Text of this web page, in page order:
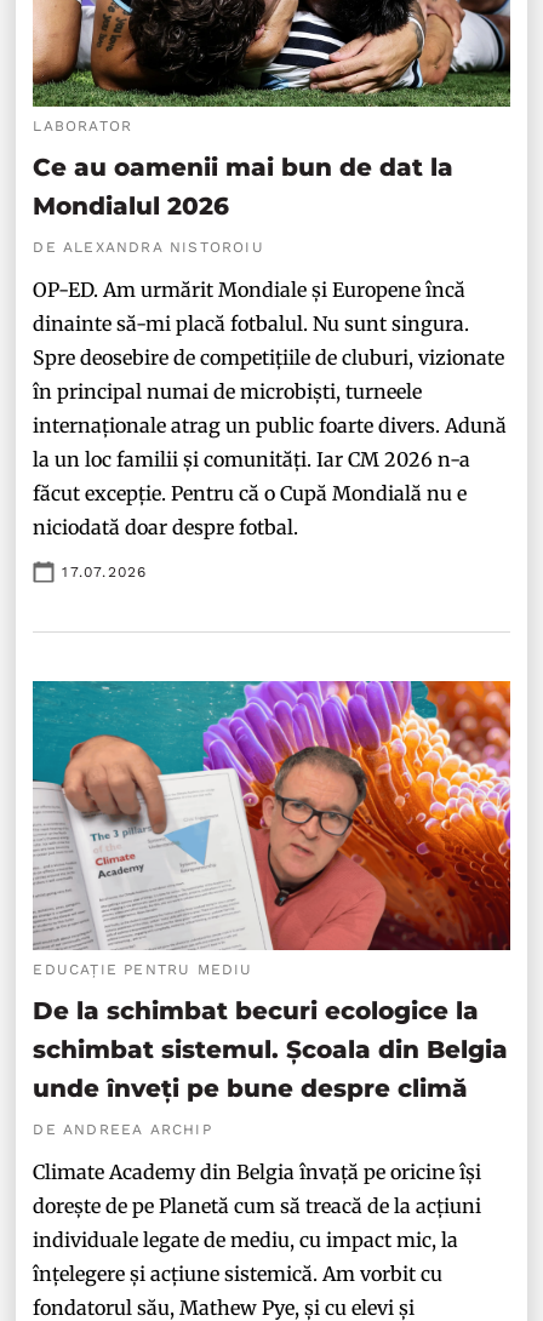
LABORATOR
Ce au oamenii mai bun de dat la
Mondialul 2026
DE ALEXANDRA NISTOROIU
OP-ED. Am urmărit Mondiale și Europene încă
dinainte să-mi placă fotbalul. Nu sunt singura.
Spre deosebire de competițiile de cluburi, vizionate
în principal numai de microbiști, turneele
internaționale atrag un public foarte divers. Adună
la un loc familii și comunități. Iar CM 2026 n-a
făcut excepție. Pentru că o Cupă Mondială nu e
niciodată doar despre fotbal.
17.07.2026
EDUCAȚIE PENTRU MEDIU
De la schimbat becuri ecologice la
schimbat sistemul. Școala din Belgia
unde înveți pe bune despre climă
DE ANDREEA ARCHIP
Climate Academy din Belgia învață pe oricine își
dorește de pe Planetă cum să treacă de la acțiuni
individuale legate de mediu, cu impact mic, la
înțelegere și acțiune sistemică. Am vorbit cu
fondatorul său, Mathew Pye, și cu elevi și